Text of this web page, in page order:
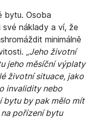
bytu. Osoba
své náklady a ví, že
minimálně
„Jeho životní
jeho měsíční výplaty
životní situace, jako
invalidity nebo
bytu by pak mělo mít
pořízení bytu